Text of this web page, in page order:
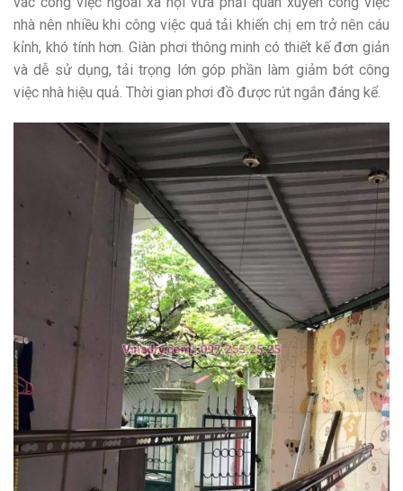
nhà nên nhiều khi công việc quá tải khiến chị em trở nên cáu
kỉnh, khó tính hơn. Giàn phơi thông minh có thiết kế đơn giản
và dễ sử dụng, tải trọng lớn góp phần làm giảm bớt công
việc nhà hiệu quả. Thời gian phơi đồ được rút ngắn đáng kể.